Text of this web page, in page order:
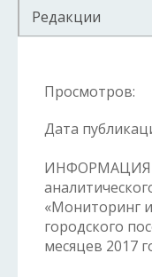
Редакции
Просмотров:
Дата
ИНФОРМАЦИЯ о
«Мониторинг
городского
месяцев 2017